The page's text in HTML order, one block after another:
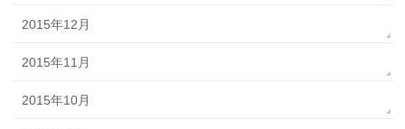
2015年12月
2015年11月
2015年10月